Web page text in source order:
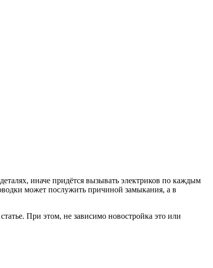
иначе придётся вызывать электриков по каждым
может послужить причиной замыкания, а в
При этом, не зависимо новостройка это или